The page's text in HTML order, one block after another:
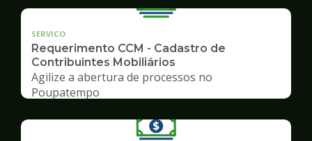
SERVICO
Requerimento CCM - Cadastro de
Contribuintes Mobiliários
Agilize a abertura de processos no
Poupatempo